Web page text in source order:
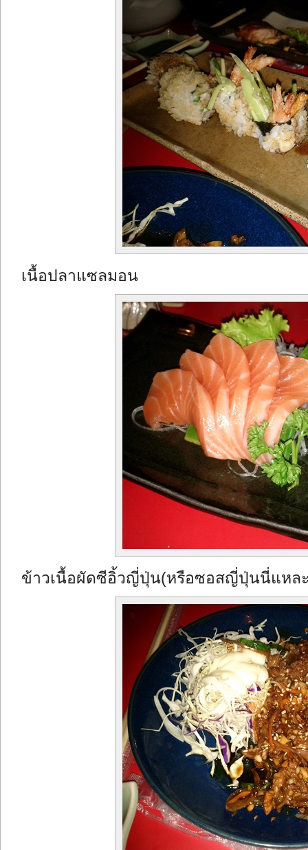
เนื้อปลาแซลมอน
ข้าวเนื้อผัดซีอิ้วญี่ปุ่น(หรือซอสญี่ปุ่นนี่แหล